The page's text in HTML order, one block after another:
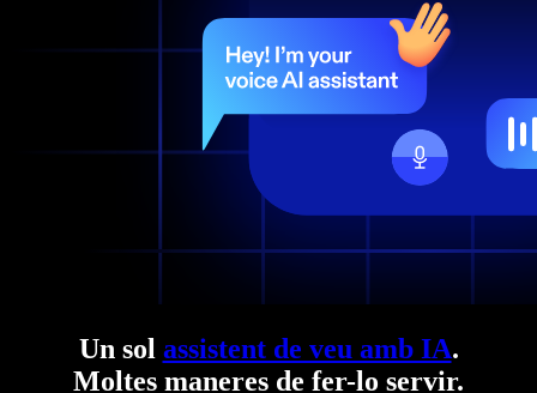
Un sol assistent de veu amb IA.
Moltes maneres de fer-lo servir.